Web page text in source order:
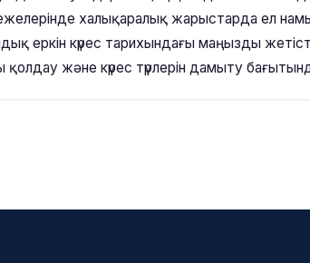
халықаралық жарыстарда ел
еркін күрес тарихындағы маңызды
және күрес түрлерін дамыту